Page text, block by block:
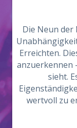
Die Neun der
Erreichten.
anzuerkennen
sieht.
wertvoll zu